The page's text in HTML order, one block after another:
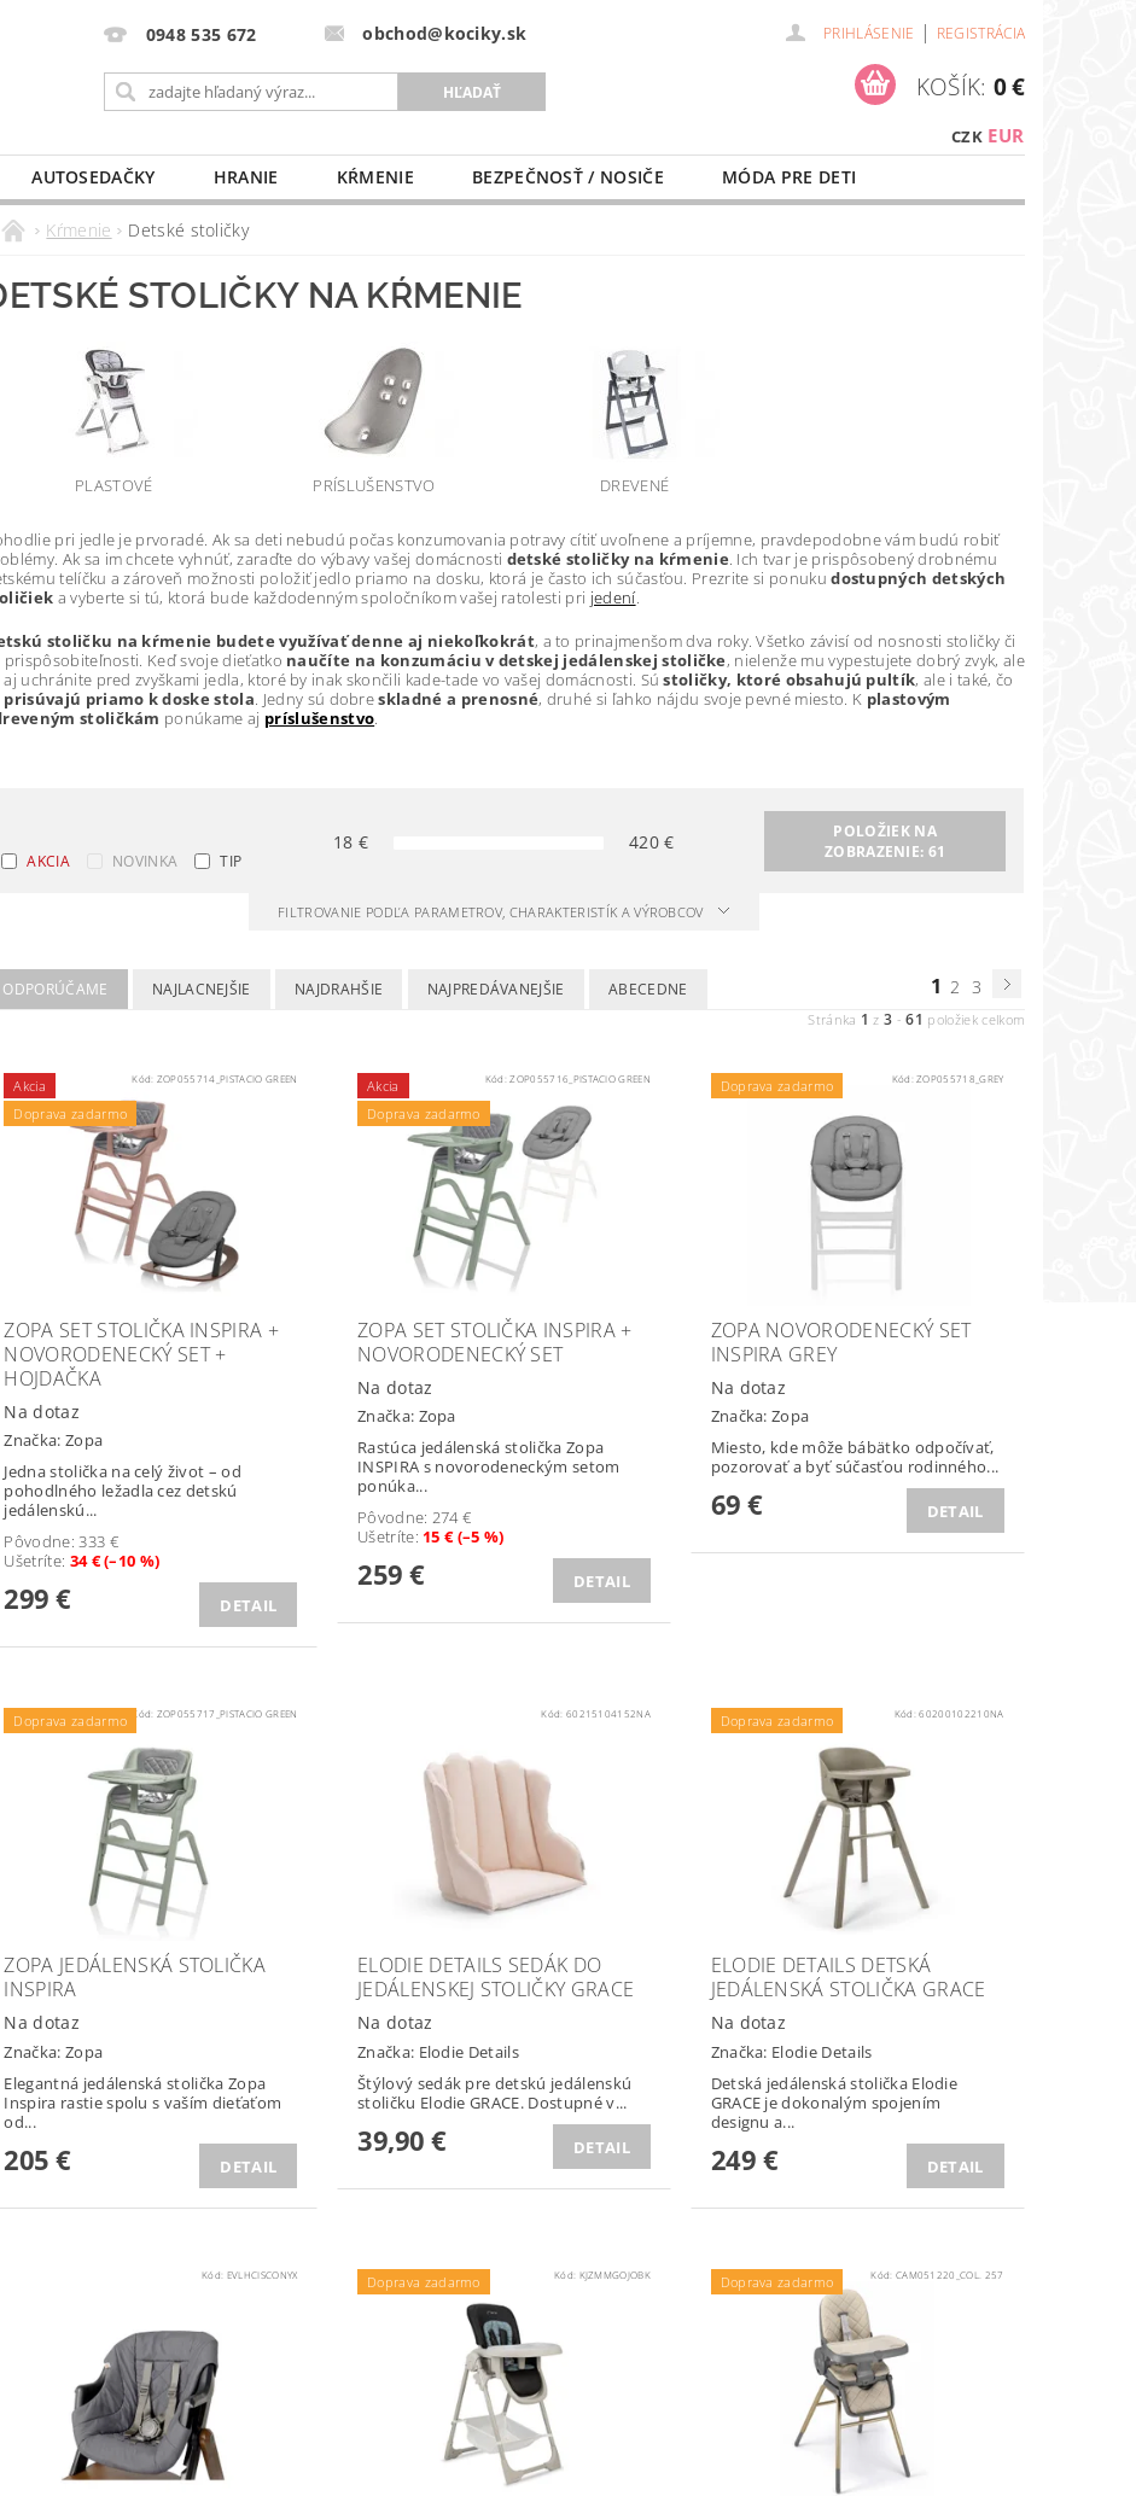
0948 535 672 obchod@kociky.sk PRIHLÁSENIE | REGISTRÁCIA
CZK EUR
KOŠÍK: 0 €
AUTOSEDAČKY HRANIE KŔMENIE BEZPEČNOSŤ / NOSIČE
MÓDA PRE DETI
DO PÔRODNICE MLIEKO A VÝŽIVA
Kŕmenie Detské stoličky
STOLIČKY NA KŔMENIE
PLASTOVÉ PRÍSLUŠENSTVO DREVENÉ
pri jedle je prvoradé. Ak sa deti nebudú počas konzumovania potravy cítiť uvoľnene a príjemne, pravdepodobne vám budú robiť
Ak sa im chcete vyhnúť, zaraďte do výbavy vašej domácnosti detské stoličky na kŕmenie. Ich tvar je prispôsobený drobnému
telíčku a zároveň možnosti položiť jedlo priamo na dosku, ktorá je často ich súčasťou. Prezrite si ponukudostupných detských
a vyberte si tú, ktorá bude každodenným spoločníkom vašej ratolesti pri jedení.
stoličku na kŕmenie budete využívať denne aj niekoľkokrát, a to prinajmenšom dva roky. Všetko závisí od nosnosti stoličky či
prispôsobiteľnosti. Keď svoje dieťatko naučíte na konzumáciu v detskej jedálenskej stoličke, nielenže mu vypestujete dobrý zvyk, ale
aj uchránite pred zvyškami jedla, ktoré by inak skončili kade-tade vo vašej domácnosti. Sú stoličky, ktoré obsahujú pultík, ale i také, čo
prisúvajú priamo k doske stola. Jedny sú dobreskladné a prenosné, druhé si ľahko nájdu svoje pevné miesto. K plastovým
stoličkám ponúkame aj príslušenstvo.
AKCIA NOVINKA TIP
18 € 420€
POLOŽIEK NA
ZOBRAZENIE: 61
FILTROVANIE PODĽA PARAMETROV, CHARAKTERISTÍK A VÝROBCOV
ODPORÚČAME NAJLACNEJŠIE NAJDRAHŠIE NAJPREDÁVANEJŠIE ABECEDNE 1 2 3
Stránka 1 z3 -61 položiek celkom
Akcia
Doprava zadarmo
Kód: ZOP055714_PISTACIO GREEN
ZOPA SET STOLIČKA INSPIRA +
NOVORODENECKÝ SET +
HOJDAČKA
Na dotaz
Značka: Zopa
Jedna stolička na celý život – od
pohodlného ležadla cez detskú
jedálenskú...
Pôvodne:333 €
Ušetríte: 34 € (–10 %)
299 € DETAIL
Akcia
Doprava zadarmo
Kód:ZOP055716_PISTACIO GREEN
ZOPA SET STOLIČKA INSPIRA +
NOVORODENECKÝ SET
Na dotaz
Značka: Zopa
Rastúca jedálenská stolička Zopa
INSPIRA s novorodeneckým setom
ponúka...
Pôvodne: 274 €
Ušetríte: 15 € (–5 %)
259 € DETAIL
Doprava zadarmo Kód:ZOP055718_GREY
ZOPA NOVORODENECKÝ SET
INSPIRA GREY
Na dotaz
Značka:Zopa
Miesto, kde môže bábätko odpočívať,
pozorovať a byť súčasťou rodinného...
69 € DETAIL
Doprava zadarmo Kód: ZOP055717_PISTACIO GREEN
ZOPA JEDÁLENSKÁ STOLIČKA
INSPIRA
Na dotaz
Značka: Zopa
Elegantná jedálenská stolička Zopa
Inspira rastie spolu s vaším dieťaťom
od...
205 € DETAIL
Kód: 60215104152NA
ELODIE DETAILS SEDÁK DO
JEDÁLENSKEJ STOLIČKY GRACE
Na dotaz
Značka: Elodie Details
Štýlový sedák pre detskú jedálenskú
stoličku Elodie GRACE. Dostupné v...
39,90 € DETAIL
Doprava zadarmo Kód:60200102210NA
ELODIE DETAILS DETSKÁ
JEDÁLENSKÁ STOLIČKA GRACE
Na dotaz
Značka: Elodie Details
Detská jedálenská stolička Elodie
GRACE je dokonalým spojením
designu a...
249 € DETAIL
Kód: EVLHCISCONYX Doprava zadarmo Kód: KJZMMGOJOBK Doprava zadarmo Kód: CAM051220_COL. 257